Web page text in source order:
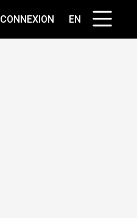
CONNEXION EN